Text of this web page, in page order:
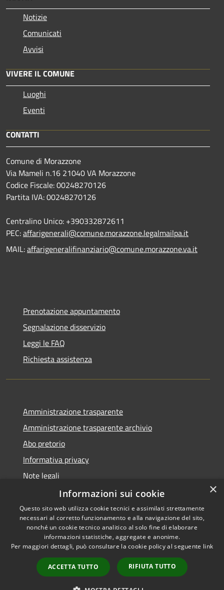
Notizie
Comunicati
Avvisi
VIVERE IL COMUNE
Luoghi
Eventi
CONTATTI
Comune di Morazzone
Via Mameli n.16 21040 VA Morazzone
Codice Fiscale: 00248270126
Partita IVA: 00248270126
Centralino Unico: +390332872611
PEC:affarigenerali@comune.morazzone.legalmailpa.it
MAIL:affarigeneralifinanziario@comune.morazzone.va.it
Prenotazione appuntamento
Segnalazione disservizio
Leggi le FAQ
Richiesta assistenza
Amministrazione trasparente
Amministrazione trasparente archivio
Abo pretorio
Informativa privacy
Note legali
Dichiarazione di accessibilità
RSS
Accessibilità
Copyright © 2026 • Comune di
Municipium•
Accesso
redazione
×
Informazioni sui cookie
Questo sito web utilizza cookie tecnici e assimilati strettamente
necessari al corretto funzionamento e alla navigazione del sito,
nonché un cookie tecnico analitico al solo fine di elaborare
informazioni statistiche, aggregate e anonime.
Per maggiori dettagli, può consultare la cookie policy al seguente link
ACCETTA TUTTO RIFIUTA TUTTO